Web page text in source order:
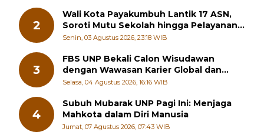
2
Wali Kota Payakumbuh Lantik 17 ASN,
Soroti Mutu Sekolah hingga Pelayanan
RSUD
Senin, 03 Agustus 2026, 23:18 WIB
3
FBS UNP Bekali Calon Wisudawan
dengan Wawasan Karier Global dan
Kewirausahaan Kreatif
Selasa, 04 Agustus 2026, 16:16 WIB
4
Subuh Mubarak UNP Pagi Ini: Menjaga
Mahkota dalam Diri Manusia
Jumat, 07 Agustus 2026, 07:43 WIB